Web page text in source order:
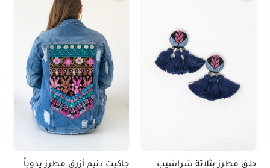
حلق مطرز بثلاثة شراشيب
جاكيت دنيم أزرق مطرز يدوياً